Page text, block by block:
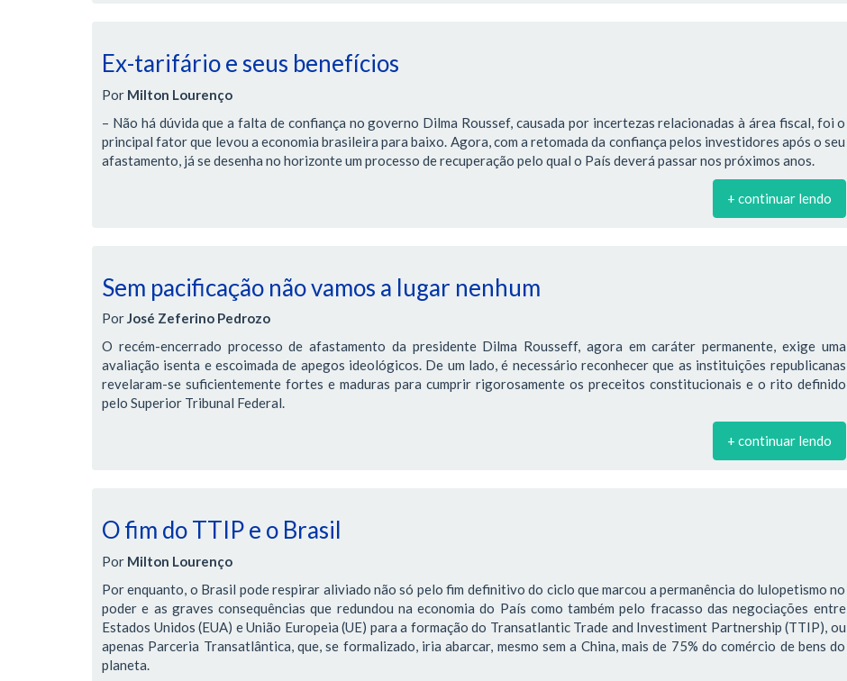
Ex-tarifário e seus benefícios
Por Milton Lourenço
– Não há dúvida que a falta de confiança no governo Dilma Roussef, causada por incertezas relacionadas à área fiscal, foi o
principal fator que levou a economia brasileira para baixo. Agora, com a retomada da confiança pelos investidores após o seu
afastamento, já se desenha no horizonte um processo de recuperação pelo qual o País deverá passar nos próximos anos.
+ continuar lendo
Sem pacificação não vamos a lugar nenhum
PorJosé Zeferino Pedrozo
O recém-encerrado processo de afastamento da presidente Dilma Rousseff, agora em caráter permanente, exige uma
avaliação isenta e escoimada de apegos ideológicos. De um lado, é necessário reconhecer que as instituições republicanas
revelaram-se suficientemente fortes e maduras para cumprir rigorosamente os preceitos constitucionais e o rito definido
pelo Superior Tribunal Federal.
+ continuar lendo
O fim do TTIP e o Brasil
Por Milton Lourenço
Por enquanto, o Brasil pode respirar aliviado não só pelo fim definitivo do ciclo que marcou a permanência do lulopetismo no
poder e as graves consequências que redundou na economia do País como também pelo fracasso das negociações entre
Estados Unidos (EUA) e União Europeia (UE) para a formação do Transatlantic Trade and Investiment Partnership (TTIP), ou
apenas Parceria Transatlântica, que, se formalizado, iria abarcar, mesmo sem a China, mais de 75% do comércio de bens do
planeta.